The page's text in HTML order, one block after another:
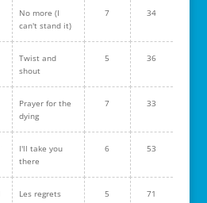
No more (I
can't stand it)
7 34
Twist and
shout
5 36
Prayer for the
dying
7 33
I'll take you
there
6 53
Les regrets 5 71